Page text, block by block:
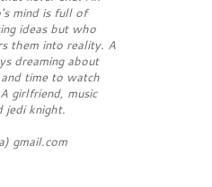
mind is full of
ideas but who
them into reality. A
dreaming about
time to watch
girlfriend, music
jedi knight.
gmail.com